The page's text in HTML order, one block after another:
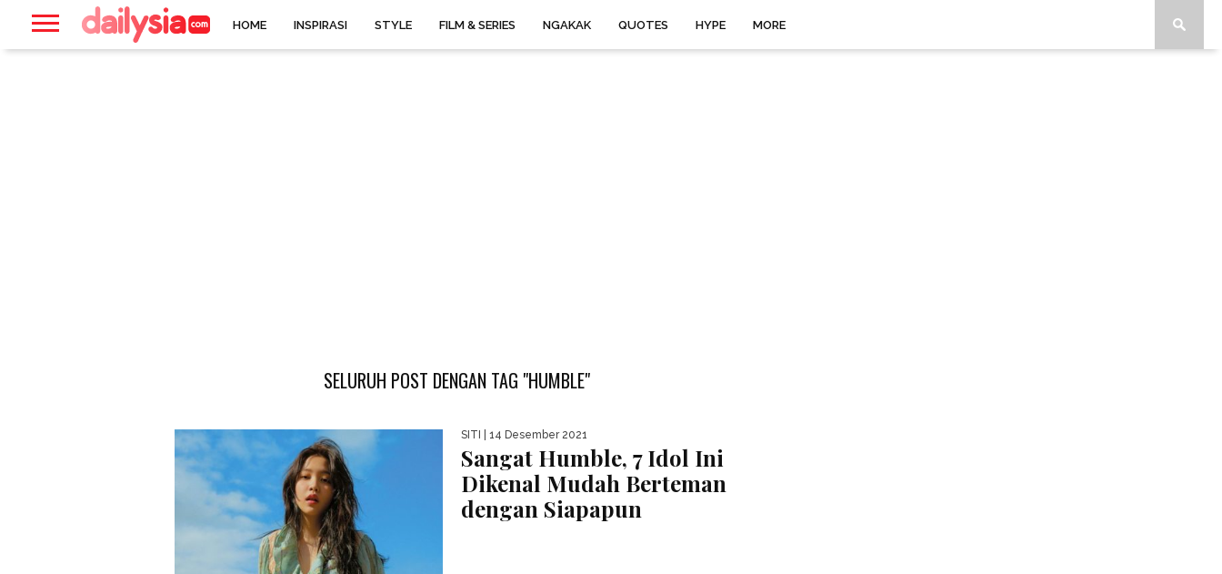
HOME INSPIRASI STYLE FILM & SERIES NGAKAK QUOTES HYPE MORE
SELURUH POST DENGAN TAG "HUMBLE"
SITI | 14 Desember 2021
Sangat Humble, 7 Idol Ini
Dikenal Mudah Berteman
dengan Siapapun